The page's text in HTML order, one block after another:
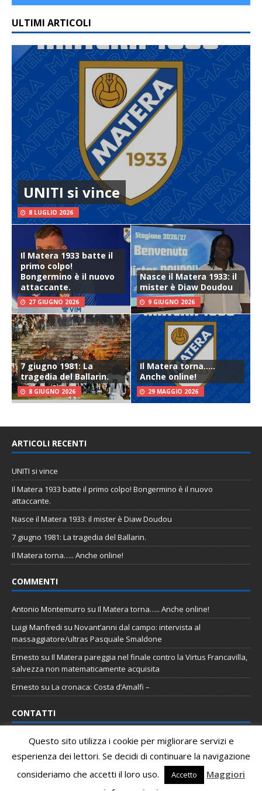
ULTIMI ARTICOLI
UNITI si vince
8 LUGLIO 2026
Il Matera 1933 batte il
primo colpo!
Bongermino è il nuovo
attaccante.
27 GIUGNO 2026
Nasce il Matera 1933: il
mister è Diaw Doudou
9 GIUGNO 2026
7 giugno 1981: La
tragedia del Ballarin.
8 GIUGNO 2026
Il Matera torna…..
Anche online!
29 MAGGIO 2026
ARTICOLI RECENTI
UNITI si vince
Il Matera 1933 batte il primo colpo! Bongermino è il nuovo
attaccante.
Nasce il Matera 1933: il mister è Diaw Doudou
7 giugno 1981: La tragedia del Ballarin.
Il Matera torna….. Anche online!
COMMENTI
Antonio Montemurro su Il Matera torna….. Anche online!
Luigi Manfredi su Novant’anni dal campo: intervista al
massaggiatore/ultras Pasquale Smaldone
Ernesto su Il Matera pareggia nel finale contro la Virtus Francavilla,
salvezza non matematicamente acquisita
Ernesto su La cronaca: Costa d’Amalfi –
CONTATTI
Email:staff@tifomatera.it
Pagina Facebook http://www.facebook.com/TifoMatera
Questo sito utilizza i cookie per migliorare servizi e
esperienza dei lettori. Se decidi di continuare la navigazione
consideriamo che accetti il loro uso.
Accetto
Maggiori